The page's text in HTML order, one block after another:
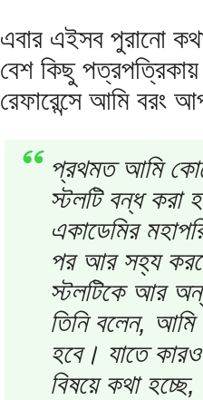
এবার এইসব পুরানো
বেশ কিছু
রেফারেন্সে আমি বরং
প্রথমত আমি
স্টলটি বন্ধ করা
একাডেমির
পর আর সহ্য
স্টলটিকে আর
তিনি বলেন, আমি
হবে। যাতে
বিষয়ে কথা